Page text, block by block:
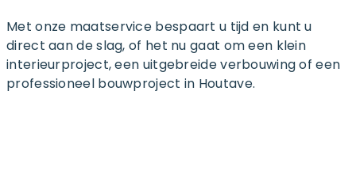
Met onze maatservice bespaart u tijd en kunt u
direct aan de slag, of het nu gaat om een klein
interieurproject, een uitgebreide verbouwing of een
professioneel bouwproject in Houtave.